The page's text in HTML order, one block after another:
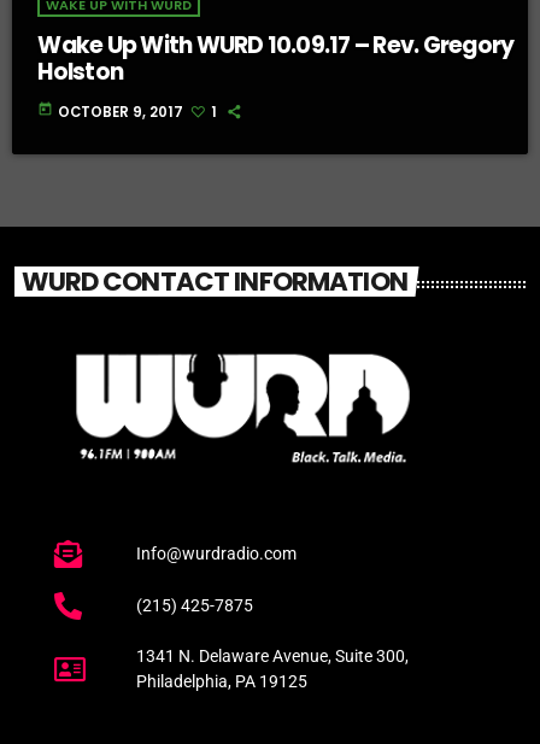
WAKE UP WITH WURD
Wake Up With WURD 10.09.17 – Rev. Gregory
Holston
today OCTOBER 9, 2017 1
WURD CONTACT INFORMATION
Info@wurdradio.com
(215) 425-7875
1341 N. Delaware Avenue, Suite 300,
Philadelphia, PA 19125